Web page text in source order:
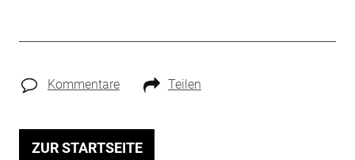
Kommentare Teilen
ZUR STARTSEITE